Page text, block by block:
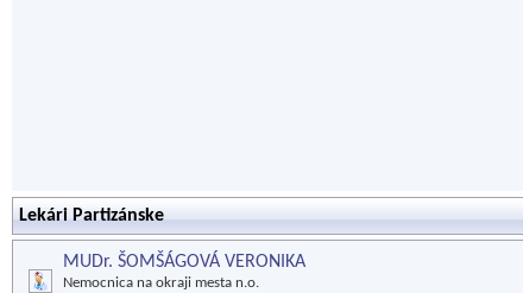
Lekári Partizánske
MUDr. ŠOMŠÁGOVÁ VERONIKA
Nemocnica na okraji mesta n.o.